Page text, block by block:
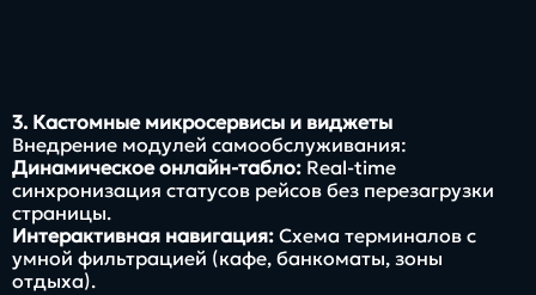
3. Кастомные микросервисы и виджеты
Внедрение модулей самообслуживания:
Динамическое онлайн-табло: Real-time
синхронизация статусов рейсов без перезагрузки
страницы.
Интерактивная навигация: Схема терминалов с
умной фильтрацией (кафе, банкоматы, зоны
отдыха).